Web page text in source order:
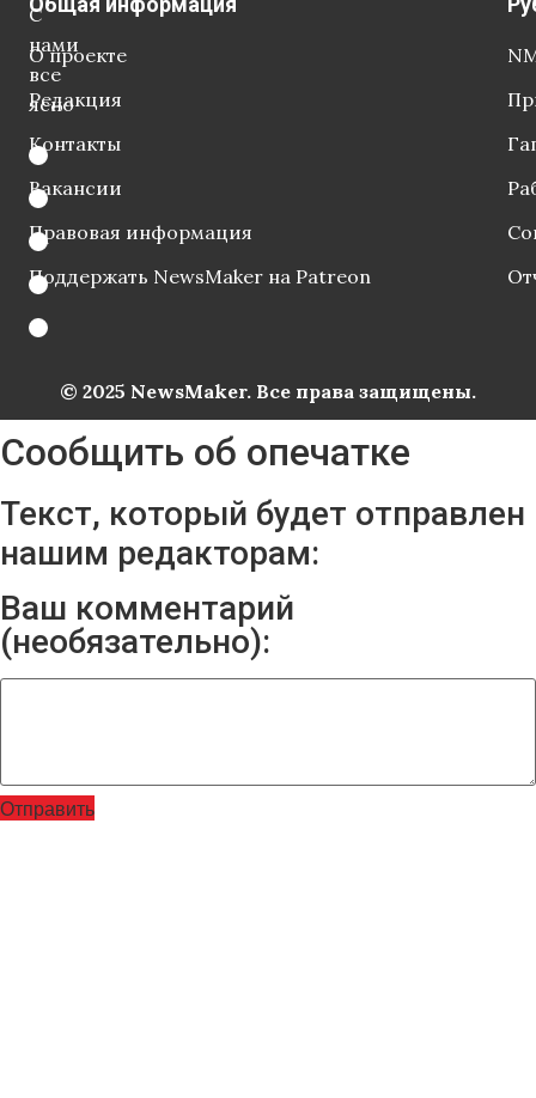
С
нами
все
ясно
О проекте
Редакция
Контакты
Вакансии
Правовая информация
Поддержать NewsMaker на Patreon
© 2025 NewsMaker. Все права защищены.
Сообщить об опечатке
Текст, который будет отправлен
нашим редакторам:
Ваш комментарий
(необязательно):
Отправить